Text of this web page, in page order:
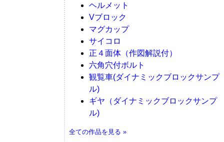
ヘルメット
Vブロック
マグカップ
サイコロ
正４面体（作図解説付）
六角穴付ボルト
観覧車(ダイナミックブロックサンプ
ル)
ギヤ（ダイナミックブロックサンプ
ル)
全ての作品を見る »